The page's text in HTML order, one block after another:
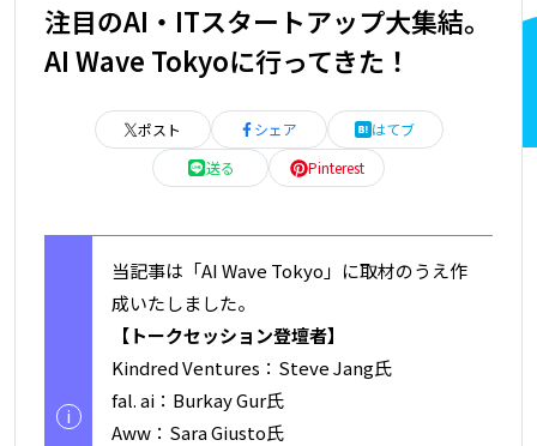
注目のAI・ITスタートアップ大集結。
AI Wave Tokyoに行ってきた！
ポスト シェア
はてブ
送る
Pinterest
i
当記事は「AI Wave Tokyo」に取材のうえ作
成いたしました。
【トークセッション登壇者】
Kindred Ventures：Steve Jang氏
fal. ai：Burkay Gur氏
Aww：Sara Giusto氏